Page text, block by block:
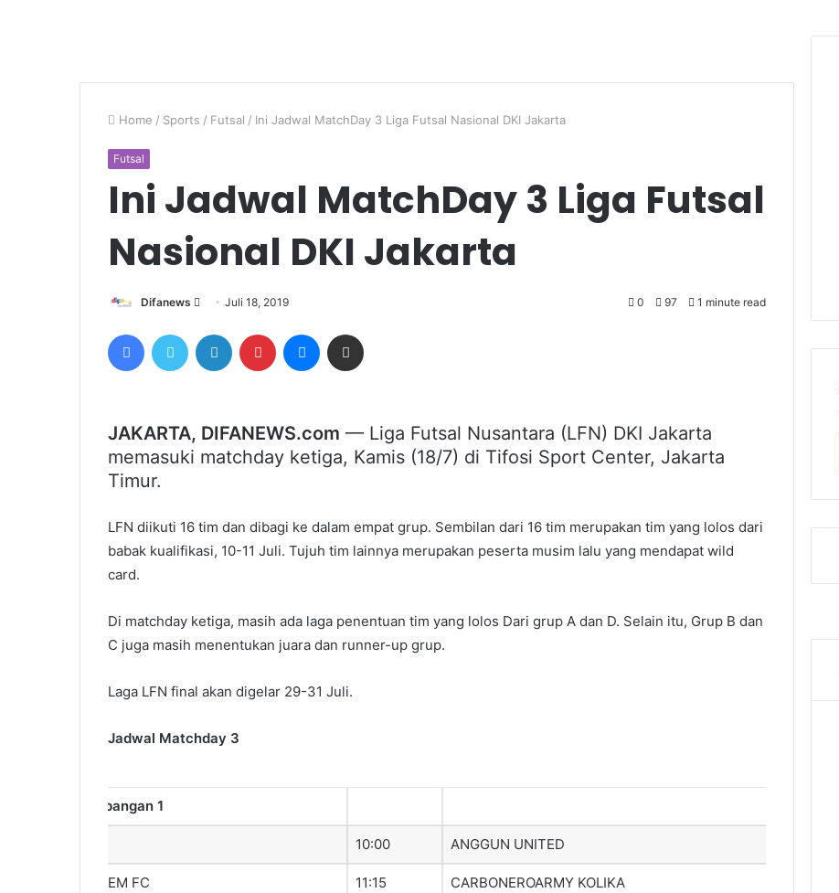
Home / Sports / Futsal / Ini Jadwal MatchDay 3 Liga Futsal Nasional DKI Jakarta
Futsal
Ini Jadwal MatchDay 3 Liga Futsal
Nasional DKI Jakarta
Difanews
Send
email
Juli 18, 2019 0 97 1 minute read
FacebookTwitter LinkedIn Pinterest Messenger
JAKARTA, DIFANEWS.com — Liga Futsal Nusantara (LFN) DKI Jakarta
memasuki matchday ketiga, Kamis (18/7) di Tifosi Sport Center, Jakarta
Timur.
LFN diikuti 16 tim dan dibagi ke dalam empat grup. Sembilan dari 16 tim merupakan tim yang lolos dari
babak kualifikasi, 10-11 Juli. Tujuh tim lainnya merupakan peserta musim lalu yang mendapat wild
card.
Di matchday ketiga, masih ada laga penentuan tim yang lolos Dari grup A dan D. Selain itu, Grup B dan
C juga masih menentukan juara dan runner-up grup.
Laga LFN final akan digelar 29-31 Juli.
Jadwal Matchday 3
Lapangan 1
10:00 ANGGUN UNITED
ADEM FC 11:15 CARBONEROARMY KOLIKA